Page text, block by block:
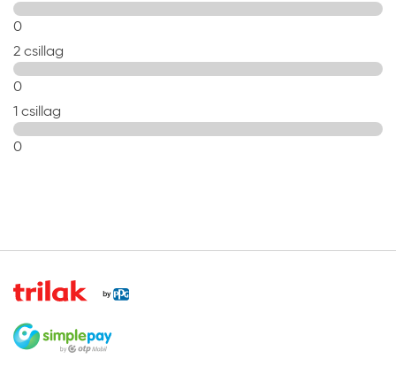
0
2 csillag
0
1 csillag
0